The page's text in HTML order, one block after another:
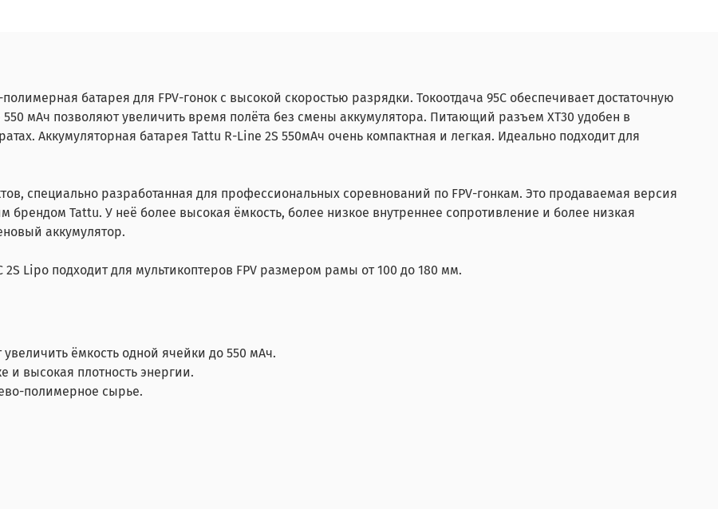
батарея для FPV-гонок с высокой скоростью разрядки. Токоотдача 95C обеспечивает достаточную
мАч позволяют увеличить время полёта без смены аккумулятора. Питающий разъем XT30 удобен в
Аккумуляторная батарея Tattu R-Line 2S 550мАч очень компактная и легкая. Идеально подходит для
специально разработанная для профессиональных соревнований по FPV-гонкам. Это продаваемая версия
брендом Tattu. У неё более высокая ёмкость, более низкое внутреннее сопротивление и более низкая
аккумулятор.
Lipo подходит для мультикоптеров FPV размером рамы от 100 до 180 мм.
ёмкость одной ячейки до 550 мАч.
и высокая плотность энергии.
полимерное сырье.